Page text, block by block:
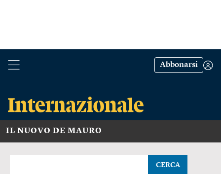
Abbonarsi
IL NUOVO DE MAURO
CERCA